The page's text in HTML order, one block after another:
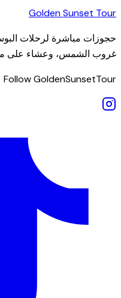
GoldenSunset Tour
حجوزات مباشرة لرحلات
غروب الشمس، وعشاء على
Follow GoldenSunsetTour